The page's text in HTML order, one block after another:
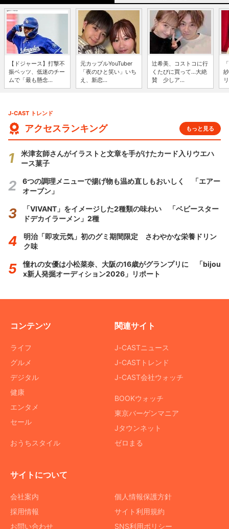
【ドジャース】打撃不
振ベッツ、低迷のチー
ムで「最も懸念...
元カップルYouTuber
「夜のひと笑い」いち
え、新恋...
辻希美、コストコに行
くたびに買って...大絶
賛 少しア...
J-CAST トレンド
アクセスランキング もっと見る
米津玄師さんがイラストと文章を手がけたカード入りウエハ
ース菓子
6つの調理メニューで揚げ物も温め直しもおいしく 「エアー
オーブン」
「VIVANT」をイメージした2種類の味わい 「ベビースター
ドデカイラーメン」2種
明治「即攻元気」初のグミ期間限定 さわやかな栄養ドリン
ク味
憧れの女優は小松菜奈、大阪の16歳がグランプリに 「bijou
x新人発掘オーディション2026」リポート
コンテンツ
ライフ
グルメ
デジタル
健康
エンタメ
セール
おうちスタイル
関連サイト
J-CASTニュース
J-CASTトレンド
J-CAST会社ウォッチ
BOOKウォッチ
東京バーゲンマニア
Jタウンネット
ゼロまる
サイトについて
会社案内
採用情報
お問い合わせ
個人情報保護方針
サイト利用規約
SNS利用ポリシー